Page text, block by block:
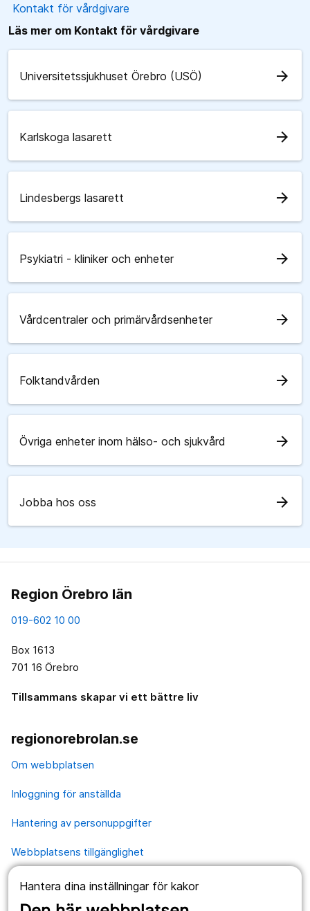
Hantera dina inställningar för kakor
Kontakt för vårdgivare
Läs mer om Kontakt för vårdgivare
Universitetssjukhuset Örebro (USÖ) arrow_forward
Karlskoga lasarett arrow_forward
Lindesbergs lasarett arrow_forward
Psykiatri - kliniker och enheter arrow_forward
Vårdcentraler och primärvårdsenheter arrow_forward
Folktandvården arrow_forward
Övriga enheter inom hälso- och sjukvård arrow_forward
Jobba hos oss arrow_forward
Region Örebro län
019-602 10 00
Box 1613
701 16 Örebro
Tillsammans skapar vi ett bättre liv
regionorebrolan.se
Om webbplatsen
Inloggning för anställda
Hantering av personuppgifter
Webbplatsens tillgänglighet
Våra webbplatser